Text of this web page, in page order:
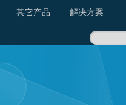
其它产品 解决方案